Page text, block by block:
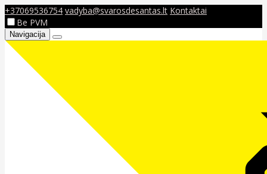
+37069536754 vadyba@svarosdesantas.lt Kontaktai
Be PVM
Navigacija